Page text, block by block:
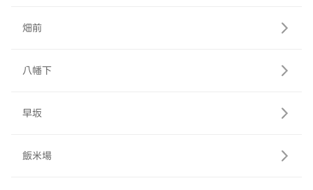
畑前
八幡下
早坂
飯米場